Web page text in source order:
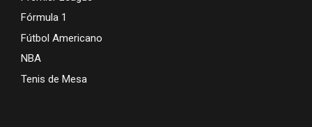
Fórmula 1
Fútbol Americano
NBA
Tenis de Mesa